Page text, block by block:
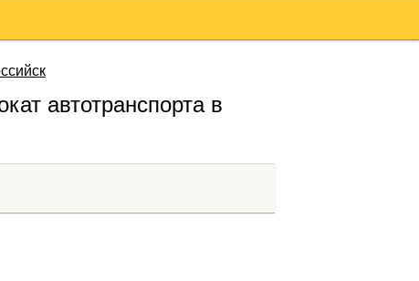
автотранспорта в